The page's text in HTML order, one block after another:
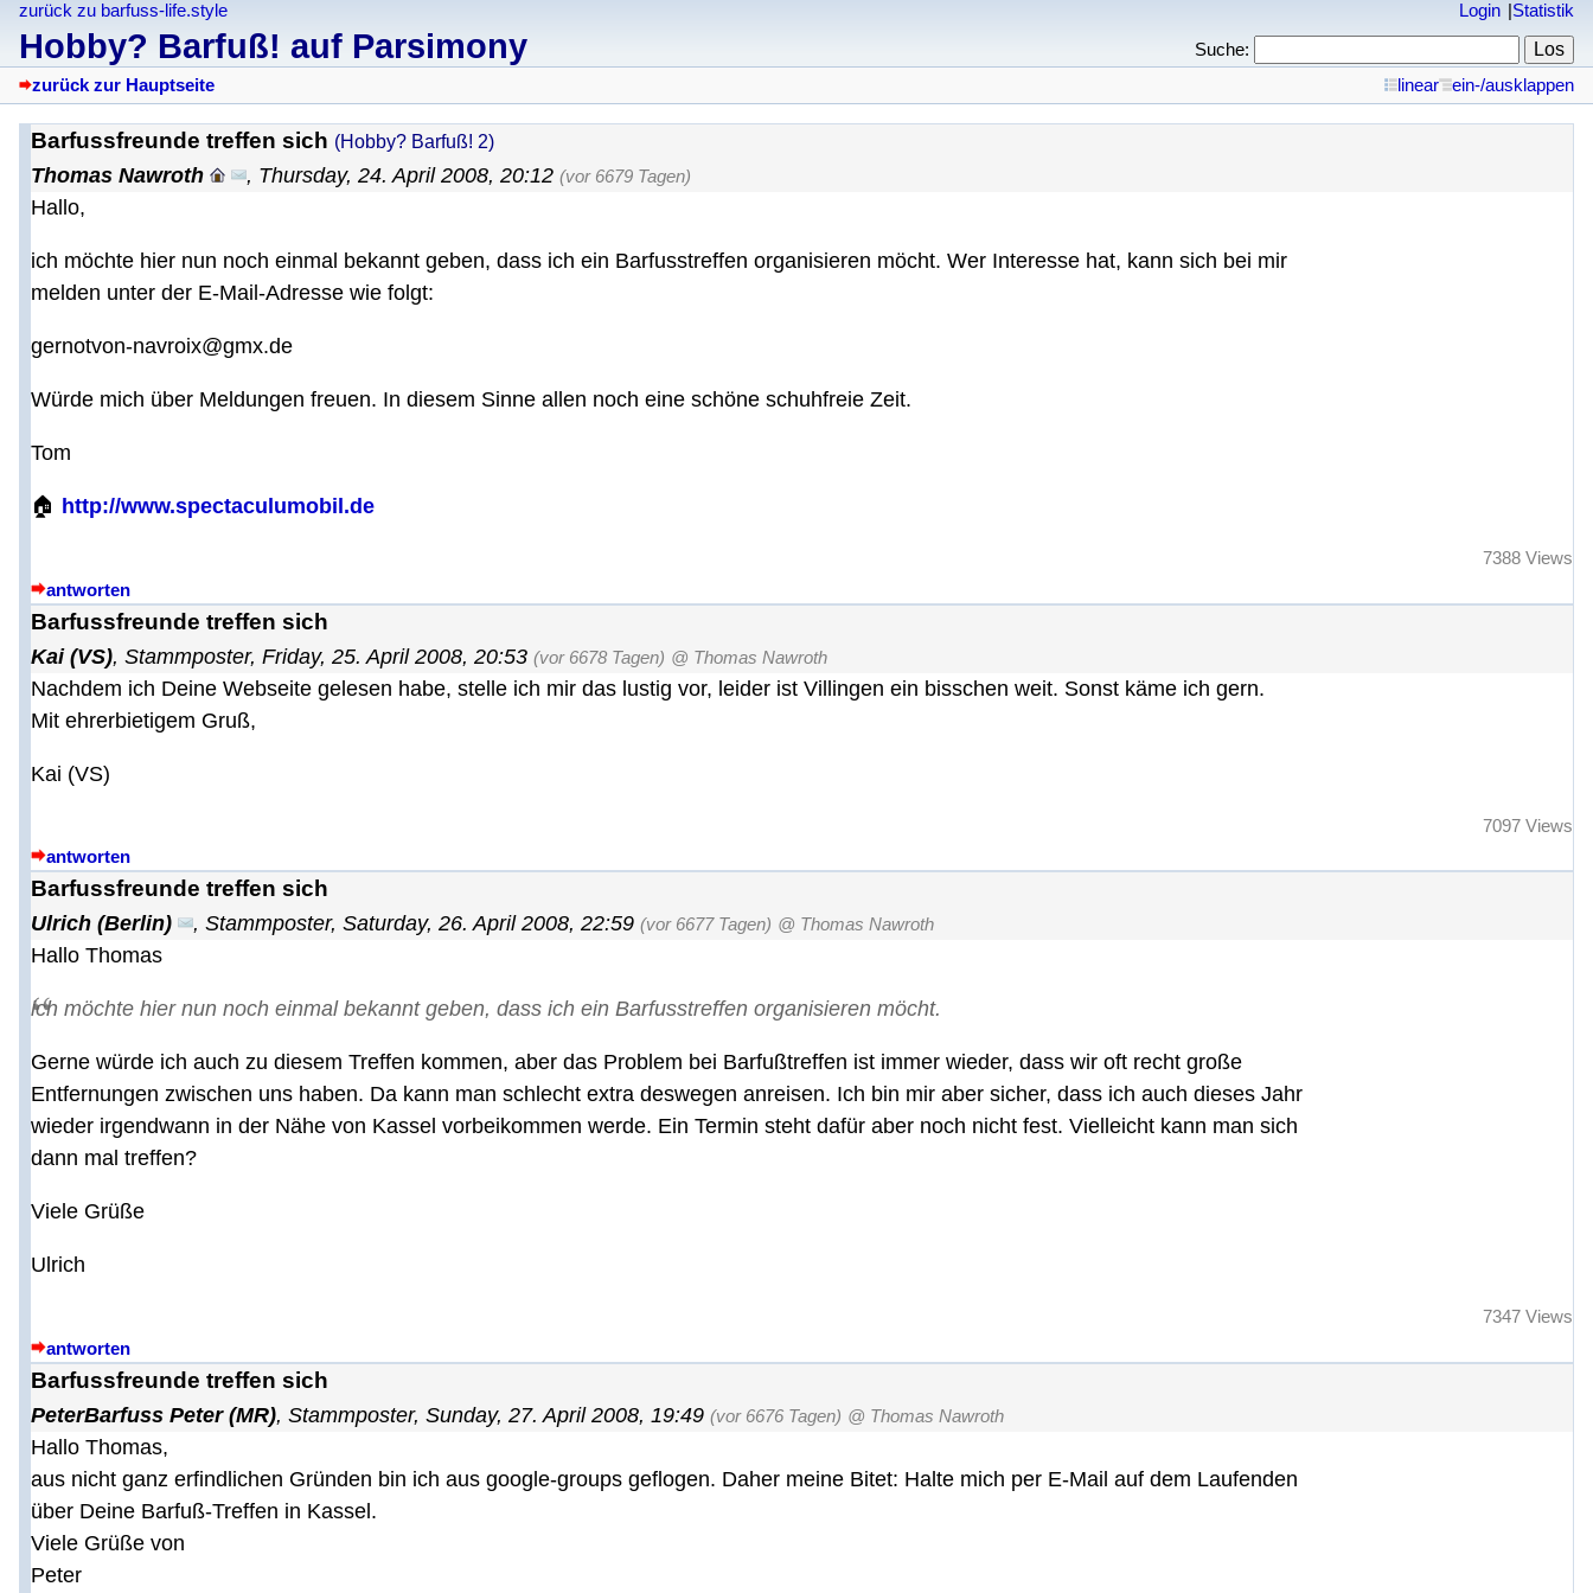
zurück zu barfuss-life.style
Hobby? Barfuß! auf Parsimony
Login
Statistik
Suche:
zurück zur Hauptseite
linear ein-/ausklappen
Barfussfreunde treffen sich (Hobby? Barfuß! 2)
Thomas Nawroth , Thursday, 24. April 2008, 20:12 (vor 6679 Tagen)
Hallo,
ich möchte hier nun noch einmal bekannt geben, dass ich ein Barfusstreffen organisieren möcht. Wer Interesse hat, kann sich bei mir
melden unter der E-Mail-Adresse wie folgt:
gernotvon-navroix@gmx.de
Würde mich über Meldungen freuen. In diesem Sinne allen noch eine schöne schuhfreie Zeit.
Tom
🏠 http://www.spectaculumobil.de
antworten
7388 Views
Barfussfreunde treffen sich
Kai (VS), Stammposter, Friday, 25. April 2008, 20:53 (vor 6678 Tagen) @ Thomas Nawroth
Nachdem ich Deine Webseite gelesen habe, stelle ich mir das lustig vor, leider ist Villingen ein bisschen weit. Sonst käme ich gern.
Mit ehrerbietigem Gruß,
Kai (VS)
antworten
7097 Views
Barfussfreunde treffen sich
Ulrich (Berlin) , Stammposter, Saturday, 26. April 2008, 22:59 (vor 6677 Tagen) @ Thomas Nawroth
Hallo Thomas
ich möchte hier nun noch einmal bekannt geben, dass ich ein Barfusstreffen organisieren möcht.
Gerne würde ich auch zu diesem Treffen kommen, aber das Problem bei Barfußtreffen ist immer wieder, dass wir oft recht große
Entfernungen zwischen uns haben. Da kann man schlecht extra deswegen anreisen. Ich bin mir aber sicher, dass ich auch dieses Jahr
wieder irgendwann in der Nähe von Kassel vorbeikommen werde. Ein Termin steht dafür aber noch nicht fest. Vielleicht kann man sich
dann mal treffen?
Viele Grüße
Ulrich
antworten
7347 Views
Barfussfreunde treffen sich
PeterBarfuss Peter (MR), Stammposter, Sunday, 27. April 2008, 19:49 (vor 6676 Tagen) @ Thomas Nawroth
Hallo Thomas,
aus nicht ganz erfindlichen Gründen bin ich aus google-groups geflogen. Daher meine Bitet: Halte mich per E-Mail auf dem Laufenden
über Deine Barfuß-Treffen in Kassel.
Viele Grüße von
Peter